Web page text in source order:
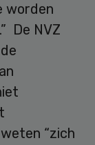
worden
De NVZ
“zich